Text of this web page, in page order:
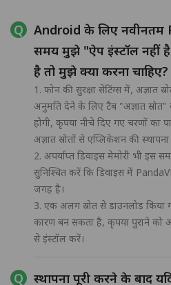
Android के लिए नवीनतम
समय मुझे "ऐप इंस्टॉल नहीं
है तो मुझे क्या करना चाहिए?
1. फोन की सुरक्षा सेटिंग्स में, अज्ञात
अनुमति देने के लिए टैब "अज्ञात
होगी, कृपया नीचे दिए गए चरणों का
अज्ञात स्रोतों से एप्लिकेशन की
2. अपर्याप्त डिवाइस मेमोरी भी इस
सुनिश्चित करें कि डिवाइस में
जगह है।
3. एक अलग स्रोत से डाउनलोड किया
कारण बन सकता है, कृपया पुराने को
से इंस्टॉल करें।
स्थापना पूरी करने के बाद